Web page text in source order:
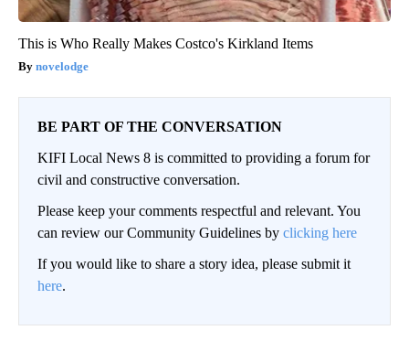
This is Who Really Makes Costco's Kirkland Items
novelodge
BE PART OF THE CONVERSATION
KIFI Local News 8 is committed to providing a forum for
civil and constructive conversation.
Please keep your comments respectful and relevant. You
can review our Community Guidelines by clicking here
If you would like to share a story idea, please submit it
here.